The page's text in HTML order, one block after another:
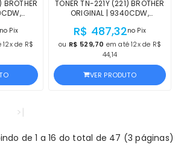
BROTHER
|
no Pix
de R$
TONER TN-221Y (221) BROTHER
ORIGINAL | 9340CDW,
HL-3140CW AMARELO |
PRODUTO OFICIAL BROTHER
COM NF E PROCEDÊNCIA
R$ 487,32no Pix
ou R$ 529,70 em até 12x de R$
44,14
VER PRODUTO
>|
de 1 a 16 do total de 47 (3 páginas)